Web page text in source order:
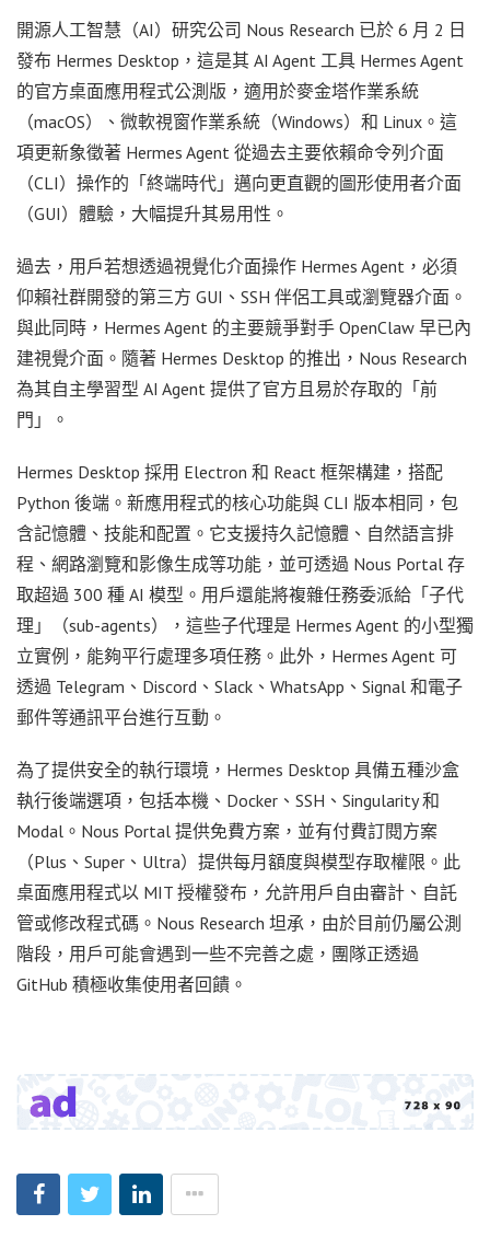
開源人工智慧（AI）研究公司 Nous Research 已於 6 月 2 日
發布 Hermes Desktop，這是其 AI Agent 工具 Hermes Agent
的官方桌面應用程式公測版，適用於麥金塔作業系統
（macOS）、微軟視窗作業系統（Windows）和 Linux。這
項更新象徵著 Hermes Agent 從過去主要依賴命令列介面
（CLI）操作的「終端時代」邁向更直觀的圖形使用者介面
（GUI）體驗，大幅提升其易用性。
過去，用戶若想透過視覺化介面操作 Hermes Agent，必須
仰賴社群開發的第三方 GUI、SSH 伴侶工具或瀏覽器介面。
與此同時，Hermes Agent 的主要競爭對手 OpenClaw 早已內
建視覺介面。隨著 Hermes Desktop 的推出，Nous Research
為其自主學習型 AI Agent 提供了官方且易於存取的「前
門」。
Hermes Desktop 採用 Electron 和 React 框架構建，搭配
Python 後端。新應用程式的核心功能與 CLI 版本相同，包
含記憶體、技能和配置。它支援持久記憶體、自然語言排
程、網路瀏覽和影像生成等功能，並可透過 Nous Portal 存
取超過 300 種 AI 模型。用戶還能將複雜任務委派給「子代
理」（sub-agents），這些子代理是 Hermes Agent 的小型獨
立實例，能夠平行處理多項任務。此外，Hermes Agent 可
透過 Telegram、Discord、Slack、WhatsApp、Signal 和電子
郵件等通訊平台進行互動。
為了提供安全的執行環境，Hermes Desktop 具備五種沙盒
執行後端選項，包括本機、Docker、SSH、Singularity 和
Modal。Nous Portal 提供免費方案，並有付費訂閱方案
（Plus、Super、Ultra）提供每月額度與模型存取權限。此
桌面應用程式以 MIT 授權發布，允許用戶自由審計、自託
管或修改程式碼。Nous Research 坦承，由於目前仍屬公測
階段，用戶可能會遇到一些不完善之處，團隊正透過
GitHub 積極收集使用者回饋。